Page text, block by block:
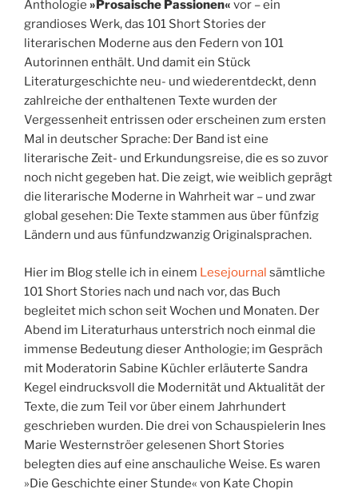
Anthologie »Prosaische Passionen« vor – ein
grandioses Werk, das 101 Short Stories der
literarischen Moderne aus den Federn von 101
Autorinnen enthält. Und damit ein Stück
Literaturgeschichte neu- und wiederentdeckt, denn
zahlreiche der enthaltenen Texte wurden der
Vergessenheit entrissen oder erscheinen zum ersten
Mal in deutscher Sprache: Der Band ist eine
literarische Zeit- und Erkundungsreise, die es so zuvor
noch nicht gegeben hat. Die zeigt, wie weiblich geprägt
die literarische Moderne in Wahrheit war – und zwar
global gesehen: Die Texte stammen aus über fünfzig
Ländern und aus fünfundzwanzig Originalsprachen.
Hier im Blog stelle ich in einem Lesejournal sämtliche
101 Short Stories nach und nach vor, das Buch
begleitet mich schon seit Wochen und Monaten. Der
Abend im Literaturhaus unterstrich noch einmal die
immense Bedeutung dieser Anthologie; im Gespräch
mit Moderatorin Sabine Küchler erläuterte Sandra
Kegel eindrucksvoll die Modernität und Aktualität der
Texte, die zum Teil vor über einem Jahrhundert
geschrieben wurden. Die drei von Schauspielerin Ines
Marie Westernströer gelesenen Short Stories
belegten dies auf eine anschauliche Weise. Es waren
»Die Geschichte einer Stunde« von Kate Chopin